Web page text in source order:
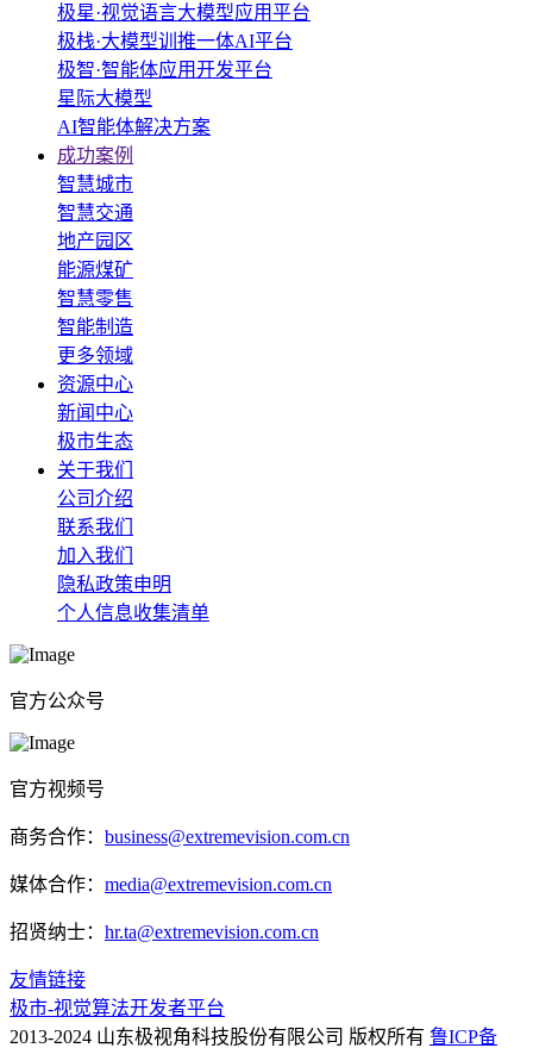
极星·视觉语言大模型应用平台
极栈·大模型训推一体AI平台
极智·智能体应用开发平台
星际大模型
AI智能体解决方案
成功案例
智慧城市
智慧交通
地产园区
能源煤矿
智慧零售
智能制造
更多领域
资源中心
新闻中心
极市生态
关于我们
公司介绍
联系我们
加入我们
隐私政策申明
个人信息收集清单
官方公众号
官方视频号
商务合作： business@extremevision.com.cn
媒体合作： media@extremevision.com.cn
招贤纳士： hr.ta@extremevision.com.cn
友情链接
极市-视觉算法开发者平台
2013-2024 山东极视角科技股份有限公司 版权所有 鲁ICP备